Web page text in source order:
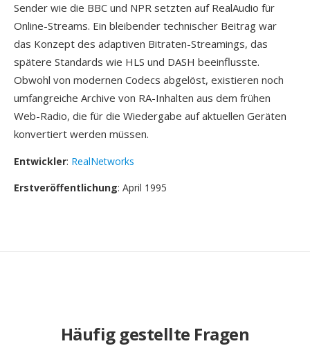
Sender wie die BBC und NPR setzten auf RealAudio für
Online-Streams. Ein bleibender technischer Beitrag war
das Konzept des adaptiven Bitraten-Streamings, das
spätere Standards wie HLS und DASH beeinflusste.
Obwohl von modernen Codecs abgelöst, existieren noch
umfangreiche Archive von RA-Inhalten aus dem frühen
Web-Radio, die für die Wiedergabe auf aktuellen Geräten
konvertiert werden müssen.
Entwickler: RealNetworks
Erstveröffentlichung: April 1995
Häufig gestellte Fragen